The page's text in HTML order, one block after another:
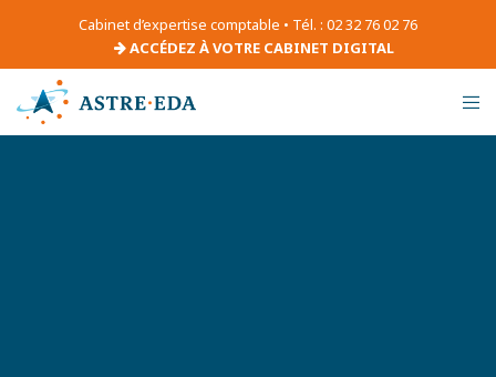
Cabinet d’expertise comptable • Tél. : 02 32 76 02 76
ACCÉDEZ À VOTRE CABINET DIGITAL